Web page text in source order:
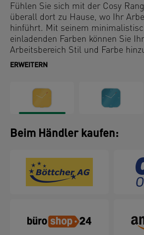
Fühlen Sie sich mit der Cosy
überall dort zu Hause, wo Ihr
hinführt. Mit seinem
einladenden Farben können Sie
Arbeitsbereich Stil und Farbe
Wanduhr ist ideal für Büros,
Premiumqualität ist die perfekte
Zuhause oder Ihr Büro, damit Sie
entspannt und produktiv bleiben.
Trockenwischstift zum Schreiben
oder Notizen.
ERWEITERN
Beim Händler kaufen: